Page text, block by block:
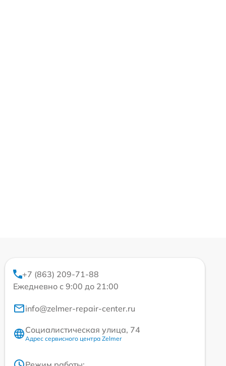
+7 (863) 209-71-88
Ежедневно с 9:00 до 21:00
info@zelmer-repair-center.ru
Социалистическая улица, 74
Адрес сервисного центра Zelmer